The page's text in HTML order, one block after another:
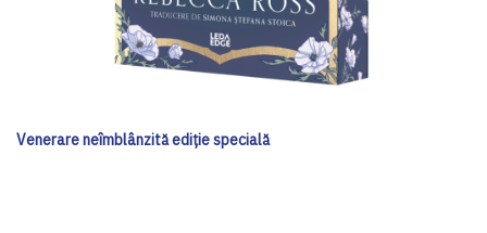
Venerare neîmblânzită ediţie specială